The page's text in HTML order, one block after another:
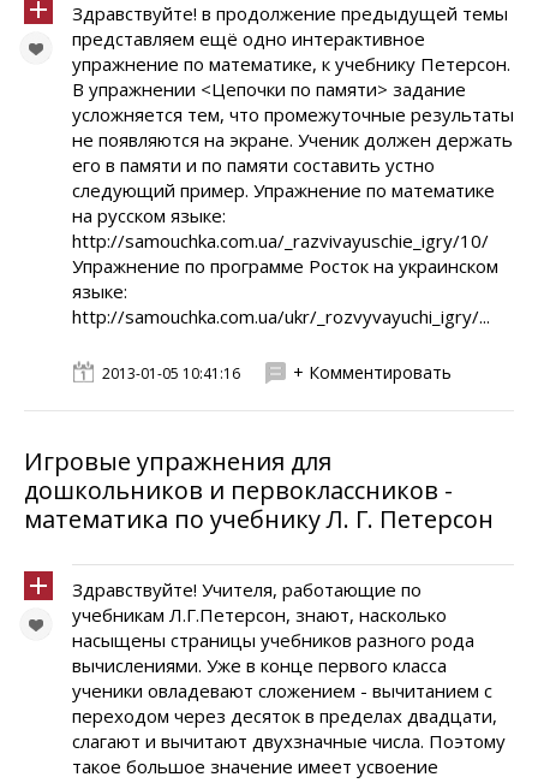
Здравствуйте! в продолжение предыдущей темы
представляем ещё одно интерактивное
упражнение по математике, к учебнику Петерсон.
В упражнении <Цепочки по памяти> задание
усложняется тем, что промежуточные результаты
не появляются на экране. Ученик должен держать
его в памяти и по памяти составить устно
следующий пример. Упражнение по математике
на русском языке:
http://samouchka.com.ua/_razvivayuschie_igry/10/
Упражнение по программе Росток на украинском
языке:
http://samouchka.com.ua/ukr/_rozvyvayuchi_igry/...
2013-01-05 10:41:16 + Комментировать
Игровые упражнения для
дошкольников и первоклассников -
математика по учебнику Л. Г. Петерсон
Здравствуйте! Учителя, работающие по
учебникам Л.Г.Петерсон, знают, насколько
насыщены страницы учебников разного рода
вычислениями. Уже в конце первого класса
ученики овладевают сложением - вычитанием с
переходом через десяток в пределах двадцати,
слагают и вычитают двухзначные числа. Поэтому
такое большое значение имеет усвоение